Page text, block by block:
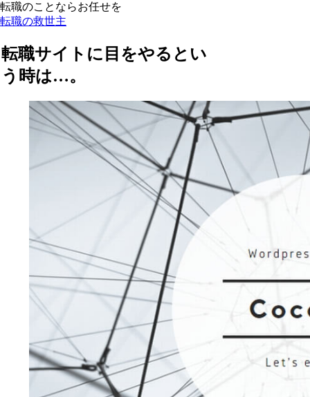
転職のことならお任せを
転職の救世主
転職サイトに目をやるとい
う時は…。